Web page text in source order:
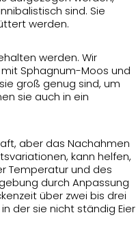
sind. Sie
werden.
werden. Wir
Sphagnum-Moos und
groß genug sind, um
sie auch in ein
aber das Nachahmen
kann helfen,
Temperatur und des
durch Anpassung
über zwei bis drei
der sie nicht ständig Eier